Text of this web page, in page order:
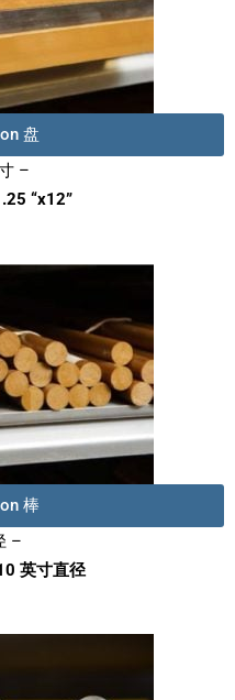
盘
–
“x12”
棒
–
英寸直径